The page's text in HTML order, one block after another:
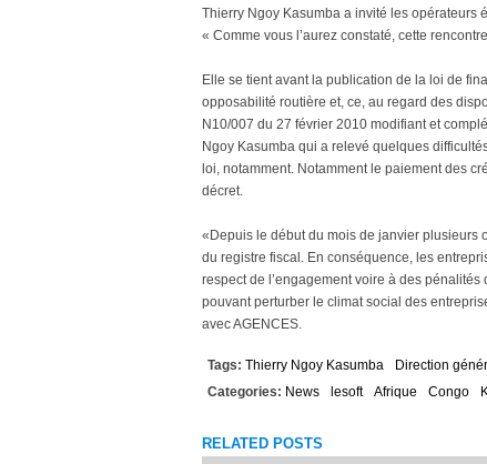
Thierry Ngoy Kasumba a invité les opérateurs
« Comme vous l’aurez constaté, cette
Elle se tient avant la publication de la loi de
opposabilité routière et, ce, au regard des
N10/007 du 27 février 2010 modifiant et
Ngoy Kasumba qui a relevé quelques
loi, notamment. Notamment le paiement des
décret.
«Depuis le début du mois de janvier plusieurs
du registre fiscal. En conséquence, les
respect de l’engagement voire à des
pouvant perturber le climat social des
avec AGENCES.
Tags: Thierry Ngoy Kasumba Direction
Categories: News lesoft Afrique Congo
RELATED POSTS